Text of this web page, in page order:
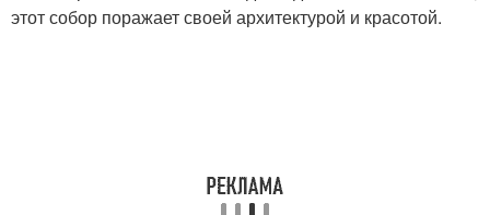
этот собор поражает своей архитектурой и красотой.